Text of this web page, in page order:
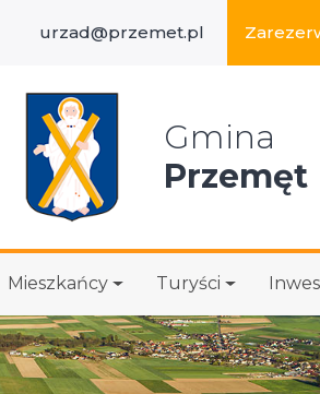
urzad@przemet.pl
Gmina
Przemęt
Mieszkańcy Turyści
Wyszukaj w